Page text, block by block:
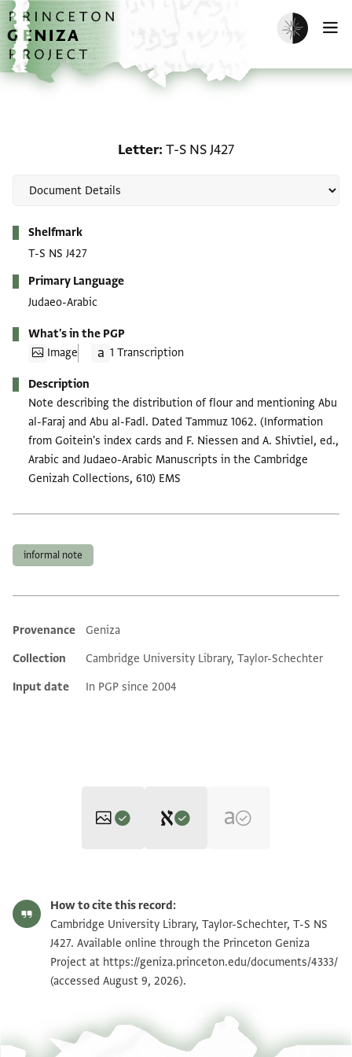
Skip to main content
home
Enable dark
Letter T-S NS J427
Shelfmark
T-S NS J427
Primary Language
Judaeo-Arabic
What's in the PGP
Image
1 Transcription
Description
Note describing the distribution of flour and mentioning Abu
al-Faraj and Abu al-Fadl. Dated Tammuz 1062. (Information
from Goitein's index cards and F. Niessen and A. Shivtiel, ed.,
Arabic and Judaeo-Arabic Manuscripts in the Cambridge
Genizah Collections, 610) EMS
informal note
Additional metadata
Provenance
Geniza
Collection
Cambridge University Library, Taylor-Schechter
Input date
In PGP since 2004
S. D. Goitein's unpublished edition (1950–85).
T-S NS J427 1v
Zoom and Rotate
T-S NS J427 recto
אלמגרב[י תל]יס אלכבאז [. . .] אלא [. . . . . . . . . . . . . . .
אבו אלפרג נצף בטה סאבק תלת ארבאע בטה אבו
How to cite this record:
Cambridge University Library, Taylor-Schechter, T-S NS
J427. Available online through the Princeton Geniza
Project at https://geniza.princeton.edu/documents/4333/
(accessed August 9, 2026).